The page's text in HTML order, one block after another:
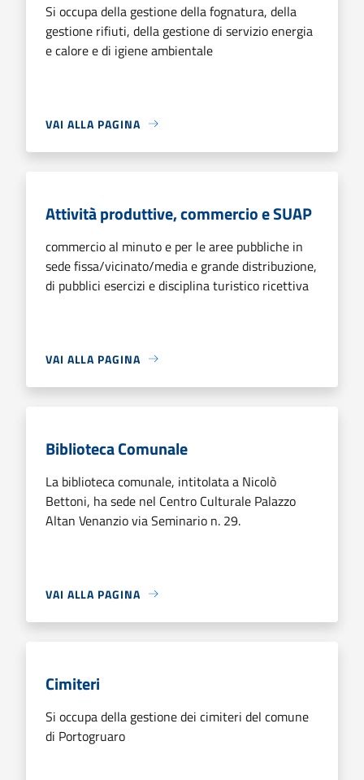
Si occupa della gestione della fognatura, della
gestione rifiuti, della gestione di servizio energia
e calore e di igiene ambientale
VAI ALLA PAGINA
Attività produttive, commercio e SUAP
commercio al minuto e per le aree pubbliche in
sede fissa/vicinato/media e grande distribuzione,
di pubblici esercizi e disciplina turistico ricettiva
VAI ALLA PAGINA
Biblioteca Comunale
La biblioteca comunale, intitolata a Nicolò
Bettoni, ha sede nel Centro Culturale Palazzo
Altan Venanzio via Seminario n. 29.
VAI ALLA PAGINA
Cimiteri
Si occupa della gestione dei cimiteri del comune
di Portogruaro